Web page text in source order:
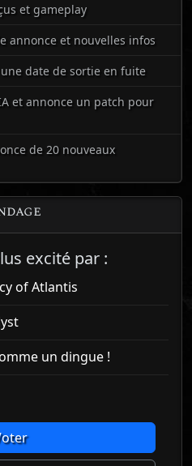
et gameplay
annonce et nouvelles infos
date de sortie en fuite
et annonce un patch pour
de 20 nouveaux
excité par :
of Atlantis
un dingue !